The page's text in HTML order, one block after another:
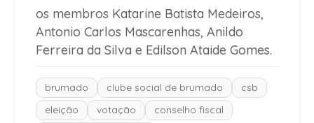
os membros Katarine Batista Medeiros,
Antonio Carlos Mascarenhas, Anildo
Ferreira da Silva e Edilson Ataide Gomes.
brumado clube social de brumado
csb
eleição
votação
conselho fiscal